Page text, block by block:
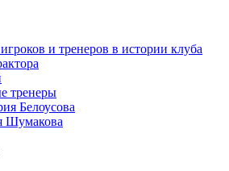
и тренеров в истории клуба
тренеры
Белоусова
Шумакова